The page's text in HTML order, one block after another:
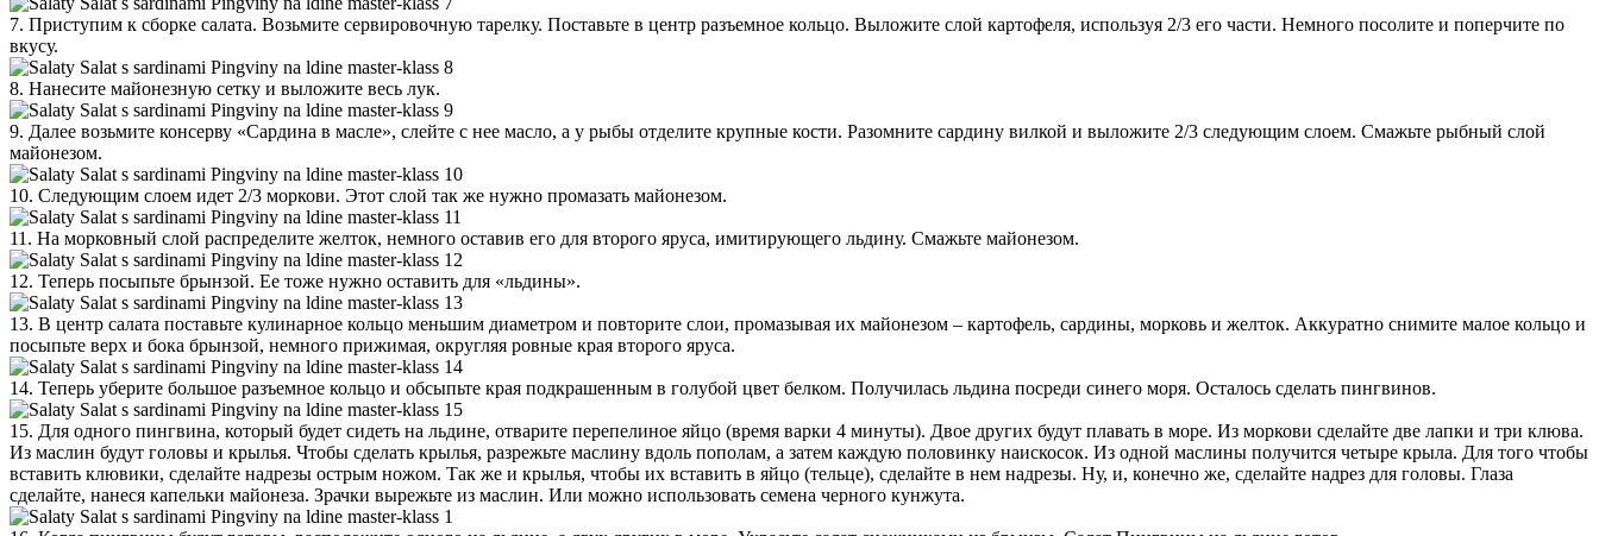
7. Приступим к сборке салата. Возьмите сервировочную тарелку. Поставьте в центр разъемное кольцо. Выложите слой картофеля, используя 2/3 его части. Немного посолите и поперчите по
вкусу.
8. Нанесите майонезную сетку и выложите весь лук.
9. Далее возьмите консерву «Сардина в масле», слейте с нее масло, а у рыбы отделите крупные кости. Разомните сардину вилкой и выложите 2/3 следующим слоем. Смажьте рыбный слой
майонезом.
10. Следующим слоем идет 2/3 моркови. Этот слой так же нужно промазать майонезом.
11. На морковный слой распределите желток, немного оставив его для второго яруса, имитирующего льдину. Смажьте майонезом.
12. Теперь посыпьте брынзой. Ее тоже нужно оставить для «льдины».
13. В центр салата поставьте кулинарное кольцо меньшим диаметром и повторите слои, промазывая их майонезом – картофель, сардины, морковь и желток. Аккуратно снимите малое кольцо и
посыпьте верх и бока брынзой, немного прижимая, округляя ровные края второго яруса.
14. Теперь уберите большое разъемное кольцо и обсыпьте края подкрашенным в голубой цвет белком. Получилась льдина посреди синего моря. Осталось сделать пингвинов.
15. Для одного пингвина, который будет сидеть на льдине, отварите перепелиное яйцо (время варки 4 минуты). Двое других будут плавать в море. Из моркови сделайте две лапки и три клюва.
Из маслин будут головы и крылья. Чтобы сделать крылья, разрежьте маслину вдоль пополам, а затем каждую половинку наискосок. Из одной маслины получится четыре крыла. Для того чтобы
вставить клювики, сделайте надрезы острым ножом. Так же и крылья, чтобы их вставить в яйцо (тельце), сделайте в нем надрезы. Ну, и, конечно же, сделайте надрез для головы. Глаза
сделайте, нанеся капельки майонеза. Зрачки вырежьте из маслин. Или можно использовать семена черного кунжута.